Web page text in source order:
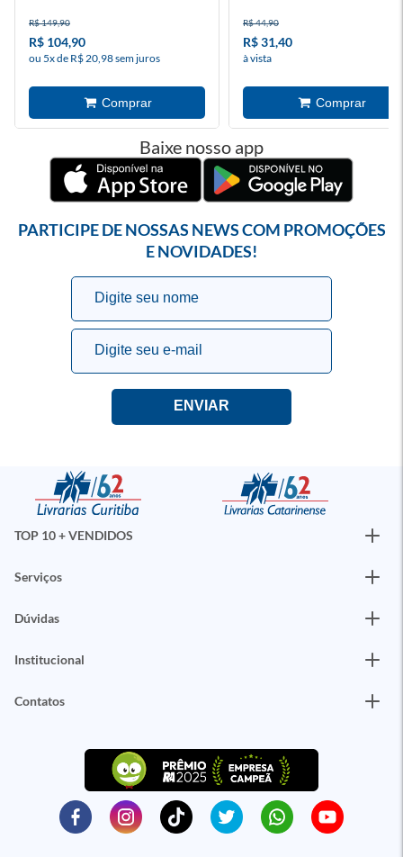
R$ 149,90
R$ 104,90
ou 5x de R$ 20,98 sem juros
R$ 44,90
R$ 31,40
à vista
Baixe nosso app
PARTICIPE DE NOSSAS NEWS COM PROMOÇÕES
E NOVIDADES!
TOP 10 + VENDIDOS
Serviços
Dúvidas
Institucional
Contatos